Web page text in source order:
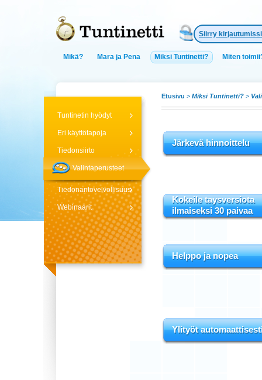
Siirry
Mikä? Mara ja Pena Miksi Tuntinetti? Miten
Tuntinetin hyödyt
Eri käyttötapoja
Tiedonsiirto
Valintaperusteet
Tiedonantovelvollisuus
Webinaarit
Etusivu > Miksi Tuntinetti? >
Järkevä hinnoittelu
Kokeile taysversiota
ilmaiseksi 30 paivaa
Helppo ja nopea
Ylityöt